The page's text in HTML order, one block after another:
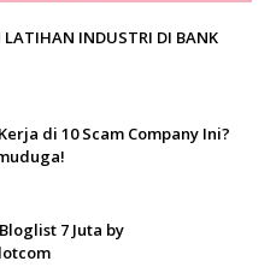
LATIHAN INDUSTRI DI BANK
di 10 Scam Company Ini?
7 Juta by